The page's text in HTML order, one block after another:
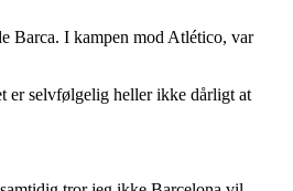
Barca. I kampen mod Atlético, var
er selvfølgelig heller ikke dårligt at